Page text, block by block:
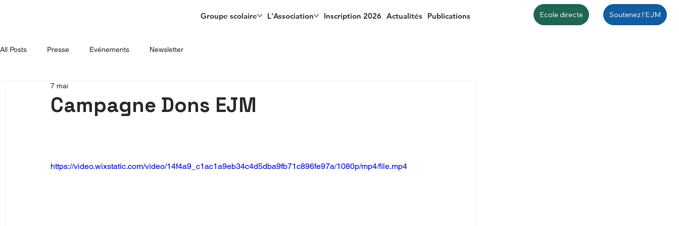
Groupe scolaire L'Association Inscription 2026 Actualités Publications Ecole directe Soutenez l'EJM
All Posts Presse Evénements Newsletter
Campagne Dons EJM
7 mai
https://video.wixstatic.com/video/14f4a9_c1ac1a9eb34c4d5dba9fb71c896fe97a/1080p/mp4/file.mp4